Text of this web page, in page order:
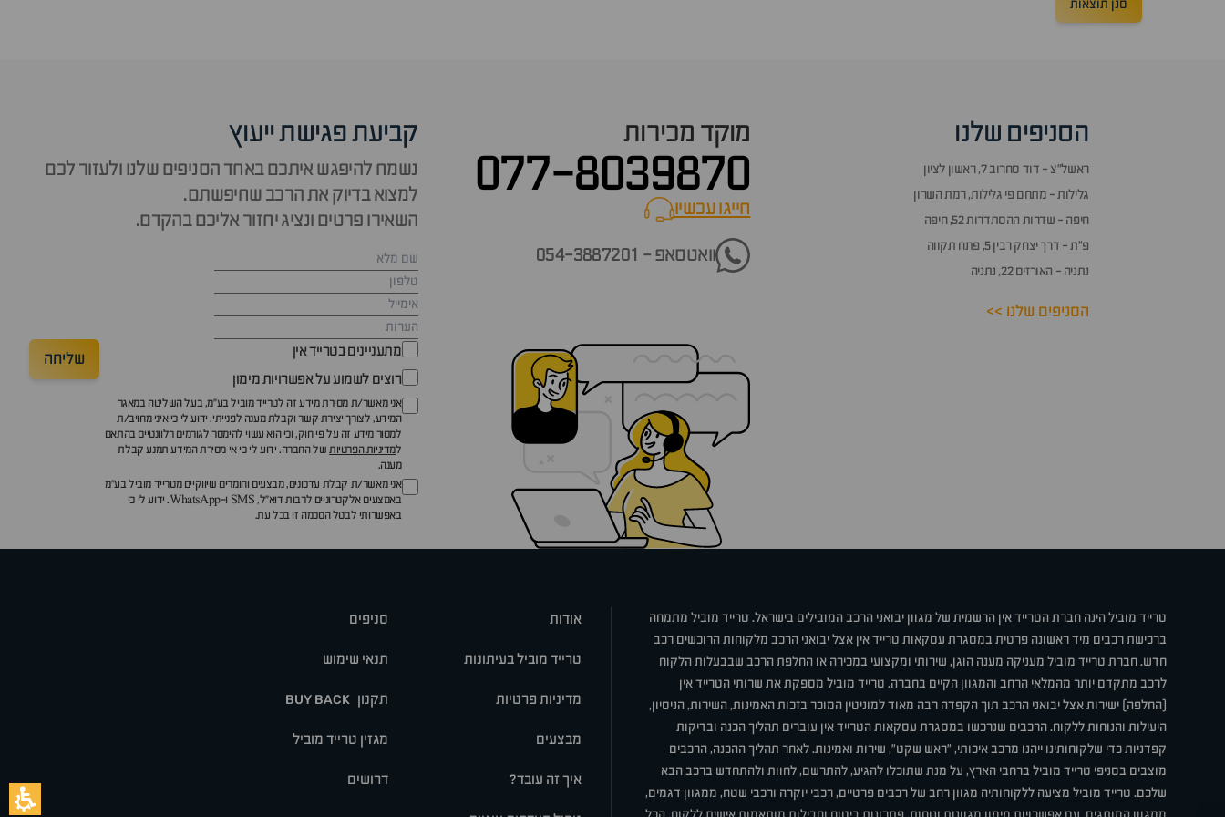
סנן תוצאות
הסניפים שלנו
ראשל״צ - דוד סחרוב 7, ראשון לציון
גלילות - מתחם פי גלילות, רמת השרון
חיפה - שדרות ההסתדרות 52, חיפה
פ״ת - דרך יצחק רבין 5, פתח תקווה
נתניה - האורזים 22, נתניה
הסניפים שלנו >>
מוקד מכירות
077-8039870
חייגו עכשיוcall now
וואטסאפ - 054-3887201
קביעת פגישת ייעוץ
נשמח להיפגש איתכם באחד הסניפים שלנו ולעזור לכם
למצוא בדיוק את הרכב שחיפשתם.
השאירו פרטים ונציג יחזור אליכם בהקדם.
מתעניינים בטרייד אין
רוצים לשמוע על אפשרויות מימון
אני מאשר/ת מסירת מידע זה לטרייד מוביל בע"מ, בעל השליטה במאגר
המידע, לצורך יצירת קשר וקבלת מענה לפנייתי. ידוע לי כי איני מחויב/ת
למסור מידע זה על פי חוק, וכי הוא עשוי להימסר לגורמים רלוונטיים בהתאם
למדיניות הפרטיותשל החברה. ידוע לי כי אי מסירת המידע תמנע קבלת
מענה.
אני מאשר/ת קבלת עדכונים, מבצעים וחומרים שיווקיים מטרייד מוביל בע"מ
באמצעים אלקטרוניים לרבות דוא״ל, SMS ו-WhatsApp. ידוע לי כי
באפשרותי לבטל הסכמה זו בכל עת.
שליחה
טרייד מוביל הינה חברת הטרייד אין הרשמית של מגוון יבואני הרכב המובילים בישראל. טרייד מוביל מתמחה
ברכישת רכבים מיד ראשונה פרטית במסגרת עסקאות טרייד אין אצל יבואני הרכב מלקוחות הרוכשים רכב
חדש. חברת טרייד מוביל מעניקה מענה הוגן, שירותי ומקצועי במכירה או החלפת הרכב שבבעלות הלקוח
לרכב מתקדם יותר מהמלאי הרחב והמגוון הקיים בחברה. טרייד מוביל מספקת את שרותי הטרייד אין
(החלפה) ישירות אצל יבואני הרכב תוך הקפדה רבה מאוד למוניטין המוכר בזכות האמינות, השירות, הניסיון,
היעילות והנוחות ללקוח. הרכבים שנרכשו במסגרת עסקאות הטרייד אין עוברים תהליך הכנה ובדיקות
קפדניות כדי שלקוחותינו ייהנו מרכב איכותי, "ראש שקט", שירות ואמינות. לאחר תהליך ההכנה, הרכבים
מוצבים בסניפי טרייד מוביל ברחבי הארץ, על מנת שתוכלו להגיע, להתרשם, לחוות ולהתחדש ברכב הבא
שלכם. טרייד מוביל מציעה ללקוחותיה מגוון רחב של רכבים פרטיים, רכבי יוקרה ורכבי שטח, ממגוון דגמים,
אודות סניפים
טרייד מוביל בעיתונות תנאי שימוש
מדיניות פרטיות תקנון BUY BACK
מבצעים מגזין טרייד מוביל
איך זה עובד? דרושים